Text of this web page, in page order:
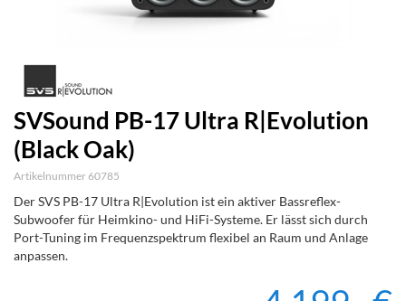
SVSound PB-17 Ultra R|Evolution
(Black Oak)
Artikelnummer 60785
Der SVS PB-17 Ultra R|Evolution ist ein aktiver Bassreflex-
Subwoofer für Heimkino- und HiFi-Systeme. Er lässt sich durch
Port-Tuning im Frequenzspektrum flexibel an Raum und Anlage
anpassen.